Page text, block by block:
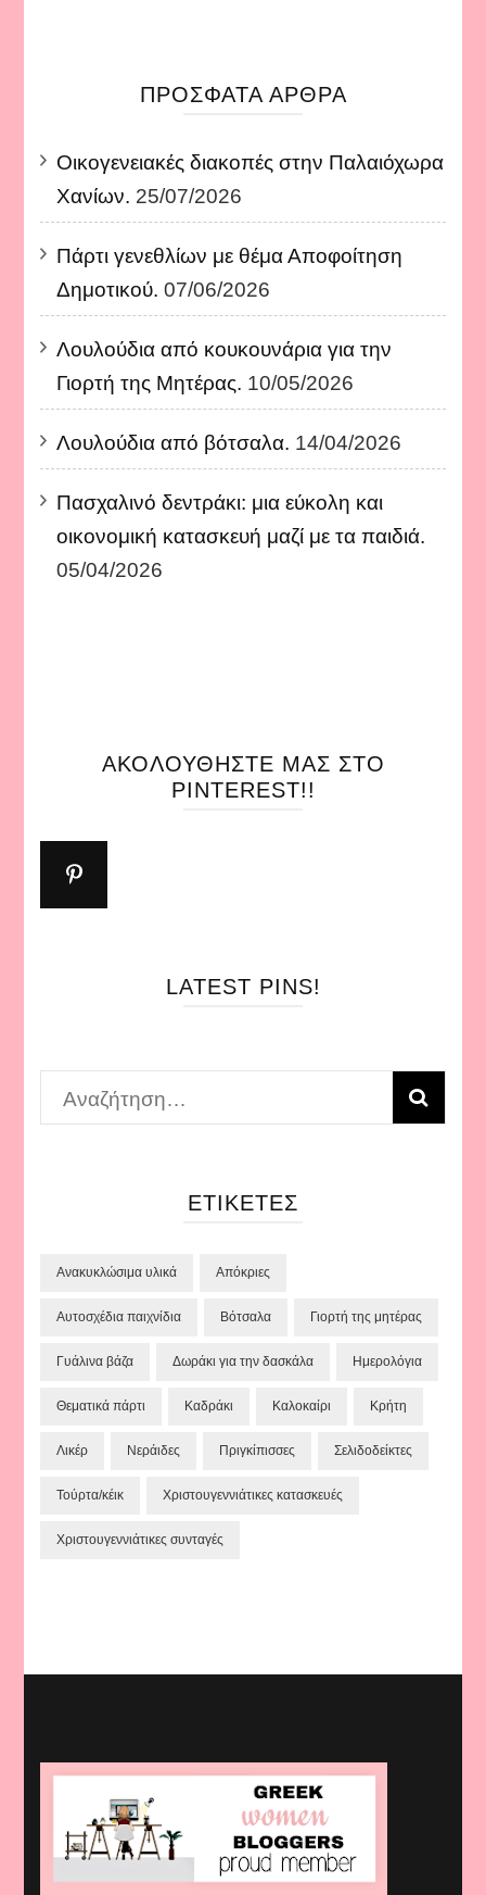
ΠΡΌΣΦΑΤΑ ΆΡΘΡΑ
Οικογενειακές διακοπές στην Παλαιόχωρα
Χανίων. 25/07/2026
Πάρτι γενεθλίων με θέμα Αποφοίτηση
Δημοτικού. 07/06/2026
Λουλούδια από κουκουνάρια για την
Γιορτή της Μητέρας. 10/05/2026
Λουλούδια από βότσαλα. 14/04/2026
Πασχαλινό δεντράκι: μια εύκολη και
οικονομική κατασκευή μαζί με τα παιδιά.
05/04/2026
ΑΚΟΛΟΥΘΉΣΤΕ ΜΑΣ ΣΤΟ
PINTEREST!!
LATEST PINS!
Αναζήτηση
για:
ΕΤΙΚΈΤΕΣ
Ανακυκλώσιμα υλικά Απόκριες
Αυτοσχέδια παιχνίδια Βότσαλα Γιορτή της μητέρας
Γυάλινα βάζα Δωράκι για την δασκάλα Ημερολόγια
Θεματικά πάρτι Καδράκι Καλοκαίρι Κρήτη
Λικέρ Νεράιδες Πριγκίπισσες Σελιδοδείκτες
Τούρτα/κέικ Χριστουγεννιάτικες κατασκευές
Χριστουγεννιάτικες συνταγές